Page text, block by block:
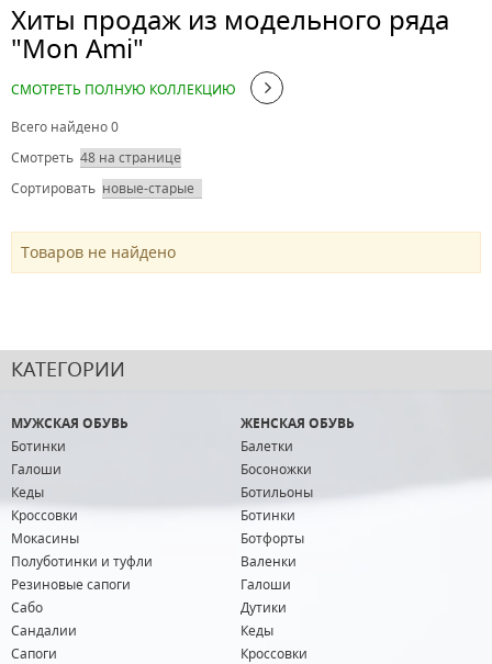
Применить Сбросить
Хиты продаж из модельного ряда
"Mon Ami"
СМОТРЕТЬ ПОЛНУЮ КОЛЛЕКЦИЮ
Всего найдено 0
Смотреть
Сортировать
Товаров не найдено
КАТЕГОРИИ
МУЖСКАЯ ОБУВЬ
Ботинки
Галоши
Кеды
Кроссовки
Мокасины
Полуботинки и туфли
Резиновые сапоги
Сабо
Сандалии
Сапоги
ЖЕНСКАЯ ОБУВЬ
Балетки
Босоножки
Ботильоны
Ботинки
Ботфорты
Валенки
Галоши
Дутики
Кеды
Кроссовки